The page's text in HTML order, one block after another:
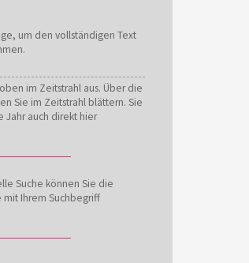
um den vollständigen Text
im Zeitstrahl aus. Über die
Sie im Zeitstrahl blättern. Sie
Jahr auch direkt hier
Suche können Sie die
mit Ihrem Suchbegriff